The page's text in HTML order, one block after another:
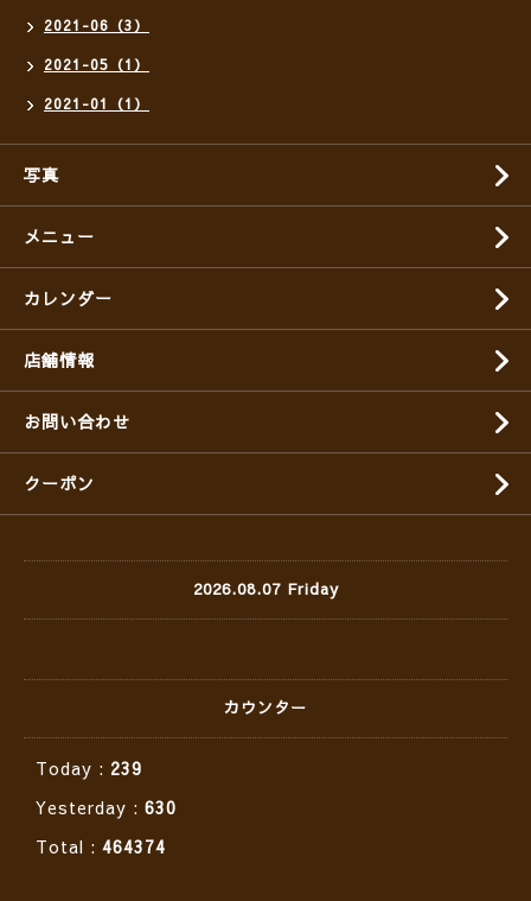
2021-06（3）
2021-05（1）
2021-01（1）
写真
メニュー
カレンダー
店舗情報
お問い合わせ
クーポン
2026.08.07 Friday
カウンター
Today : 239
Yesterday : 630
Total : 464374